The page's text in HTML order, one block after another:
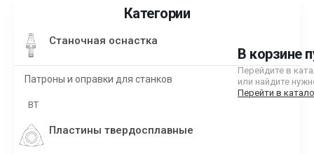
В корзине
Перейдите в
или найдите
Перейти в
Категории
Станочная оснастка
Патроны и оправки для станков
BT
Пластины твердосплавные